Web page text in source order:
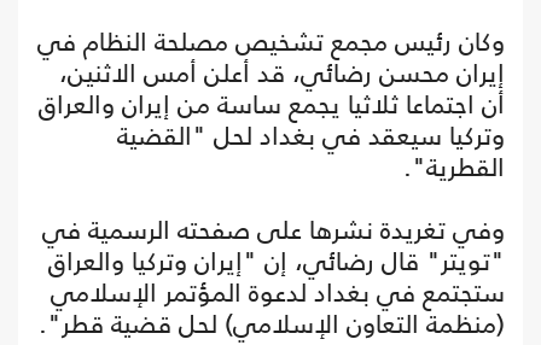
وكان رئيس مجمع تشخيص مصلحة النظام في
إيران محسن رضائي، قد أعلن أمس الاثنين،
أن اجتماعا ثلاثيا يجمع ساسة من إيران والعراق
وتركيا سيعقد في بغداد لحل "القضية
القطرية".
وفي تغريدة نشرها على صفحته الرسمية في
"تويتر" قال رضائي، إن "إيران وتركيا والعراق
ستجتمع في بغداد لدعوة المؤتمر الإسلامي
(منظمة التعاون الإسلامي) لحل قضية قطر".